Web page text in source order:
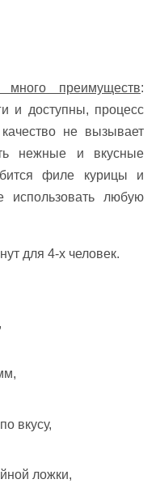
преимуществ:
и доступны, процесс
не вызывает
нежные и вкусные
филе курицы и
любую
для 4-х человек.
вкусу,
ложки,